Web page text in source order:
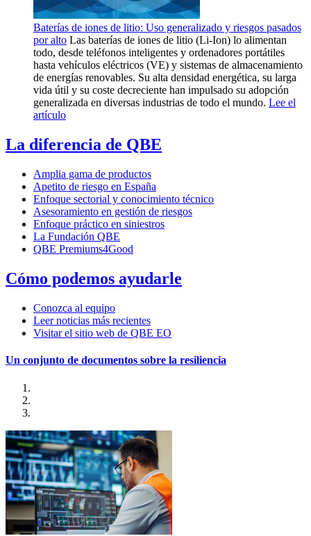
Baterías de iones de litio: Uso generalizado y riesgos pasados
por alto Las baterías de iones de litio (Li-Ion) lo alimentan
todo, desde teléfonos inteligentes y ordenadores portátiles
hasta vehículos eléctricos (VE) y sistemas de almacenamiento
de energías renovables. Su alta densidad energética, su larga
vida útil y su coste decreciente han impulsado su adopción
generalizada en diversas industrias de todo el mundo. Lee el
artículo
La diferencia de QBE
Amplia gama de productos
Apetito de riesgo en España
Enfoque sectorial y conocimiento técnico
Asesoramiento en gestión de riesgos
Enfoque práctico en siniestros
La Fundación QBE
QBE Premiums4Good
Cómo podemos ayudarle
Conozca al equipo
Leer noticias más recientes
Visitar el sitio web de QBE EO
Un conjunto de documentos sobre la resiliencia